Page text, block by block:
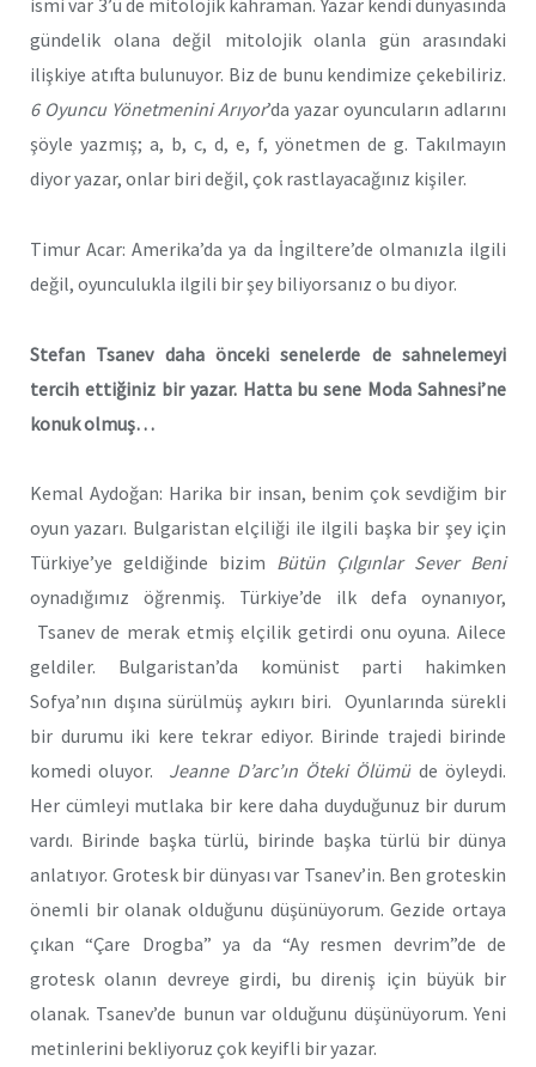
ismi var 3’ü de mitolojik kahraman. Yazar kendi dünyasında
gündelik olana değil mitolojik olanla gün arasındaki
ilişkiye atıfta bulunuyor. Biz de bunu kendimize çekebiliriz.
6 Oyuncu Yönetmenini Arıyor’da yazar oyuncuların adlarını
şöyle yazmış; a, b, c, d, e, f, yönetmen de g. Takılmayın
diyor yazar, onlar biri değil, çok rastlayacağınız kişiler.
Timur Acar: Amerika’da ya da İngiltere’de olmanızla ilgili
değil, oyunculukla ilgili bir şey biliyorsanız o bu diyor.
Stefan Tsanev daha önceki senelerde de sahnelemeyi
tercih ettiğiniz bir yazar. Hatta bu sene Moda Sahnesi’ne
konuk olmuş…
Kemal Aydoğan: Harika bir insan, benim çok sevdiğim bir
oyun yazarı. Bulgaristan elçiliği ile ilgili başka bir şey için
Türkiye’ye geldiğinde bizim Bütün Çılgınlar Sever Beni
oynadığımız öğrenmiş. Türkiye’de ilk defa oynanıyor,
Tsanev de merak etmiş elçilik getirdi onu oyuna. Ailece
geldiler. Bulgaristan’da komünist parti hakimken
Sofya’nın dışına sürülmüş aykırı biri. Oyunlarında sürekli
bir durumu iki kere tekrar ediyor. Birinde trajedi birinde
komedi oluyor. Jeanne D’arc’ın Öteki Ölümüde öyleydi.
Her cümleyi mutlaka bir kere daha duyduğunuz bir durum
vardı. Birinde başka türlü, birinde başka türlü bir dünya
anlatıyor. Grotesk bir dünyası var Tsanev’in. Ben groteskin
önemli bir olanak olduğunu düşünüyorum. Gezide ortaya
çıkan “Çare Drogba” ya da “Ay resmen devrim”de de
grotesk olanın devreye girdi, bu direniş için büyük bir
olanak. Tsanev’de bunun var olduğunu düşünüyorum. Yeni
metinlerini bekliyoruz çok keyifli bir yazar.